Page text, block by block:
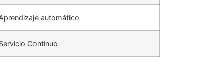
automático
Continuo